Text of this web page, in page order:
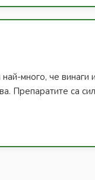
много, че винаги
Препаратите са